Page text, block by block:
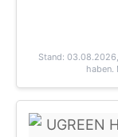
Stand:
haben.